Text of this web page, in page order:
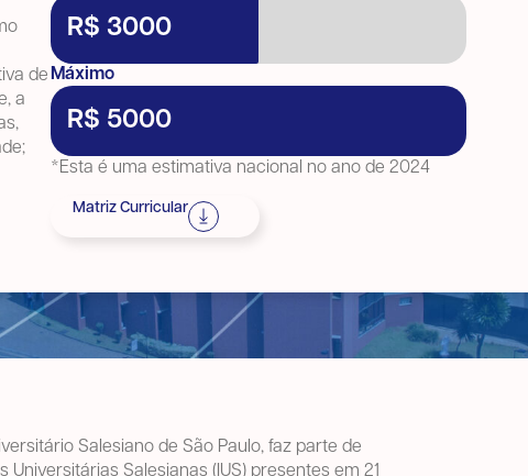
de
a
R$ 3000
Máximo
R$ 5000
*Esta é uma estimativa nacional no ano de 2024
Matriz Curricular
Salesiano de São Paulo, faz parte de
Universitárias Salesianas (IUS) presentes em 21